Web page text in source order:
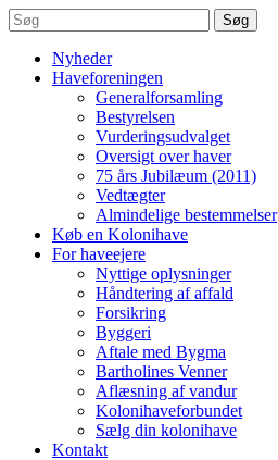
Søg
Nyheder
Haveforeningen
Generalforsamling
Bestyrelsen
Vurderingsudvalget
Oversigt over haver
75 års Jubilæum (2011)
Vedtægter
Almindelige bestemmelser
Køb en Kolonihave
For haveejere
Nyttige oplysninger
Håndtering af affald
Forsikring
Byggeri
Aftale med Bygma
Bartholines Venner
Aflæsning af vandur
Kolonihaveforbundet
Sælg din kolonihave
Kontakt